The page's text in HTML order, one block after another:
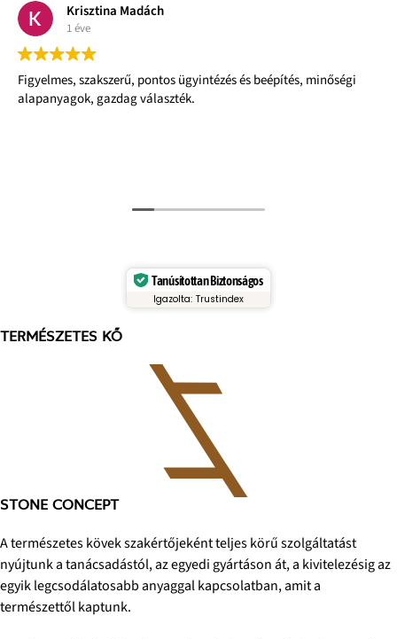
Madách
éve
szakszerű, pontos ügyintézés és beépítés, minőségi
gazdag választék.
Tanúsítottan Biztonságos
Igazolta: Trustindex
TERMÉSZETES KŐ
STONE CONCEPT
A természetes kövek szakértőjeként teljes körű szolgáltatást
nyújtunk a tanácsadástól, az egyedi gyártáson át, a kivitelezésig az
egyik legcsodálatosabb anyaggal kapcsolatban, amit a
természettől kaptunk.